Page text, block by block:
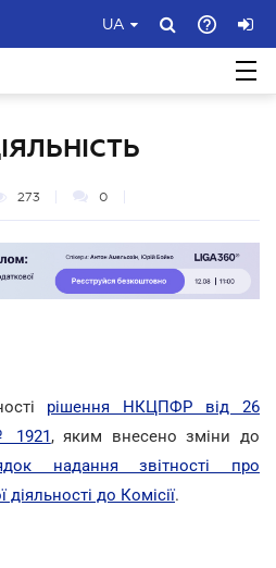
UA
273 0
рішення НКЦПФР від 26
1921, яким внесено зміни до
надання звітності про
до Комісії.